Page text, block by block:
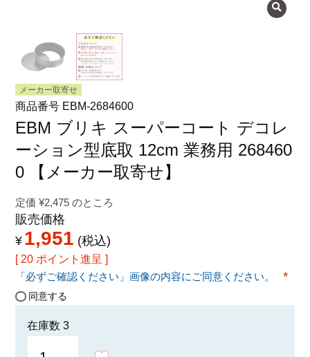
プライバシーポリシー
特定商取引法に関する表示
メーカー取寄せ
商品番号 EBM-2684600
EBM ブリキ スーパーコート デコレ
ーション型底取 12cm 業務用 268460
0 【メーカー取寄せ】
定価 ¥2,475 のところ
販売価格
¥ 1,951 税込
20 ポイント進呈 ]
「必ずご確認ください」画像の内容にご同意ください。
同意する
在庫数 3